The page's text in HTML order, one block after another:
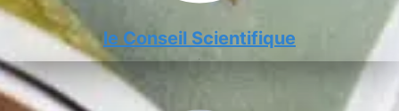
le Conseil Scientifique